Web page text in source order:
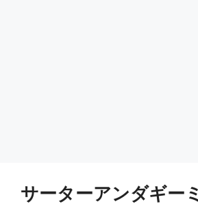
サーターアンダギー